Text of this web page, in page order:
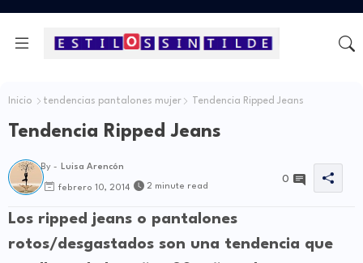
Inicio tendencias pantalones mujer Tendencia Ripped Jeans
Tendencia Ripped Jeans
By - Luisa Arencón
febrero 10, 2014 2 minute read
0
Los ripped jeans o pantalones
rotos/desgastados son una tendencia que